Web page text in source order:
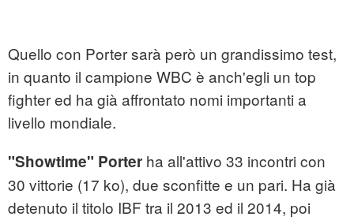
Quello con Porter sarà però un grandissimo test,
in quanto il campione WBC è anch'egli un top
fighter ed ha già affrontato nomi importanti a
livello mondiale.
"Showtime" Porter ha all'attivo 33 incontri con
30 vittorie (17 ko), due sconfitte e un pari. Ha già
detenuto il titolo IBF tra il 2013 ed il 2014, poi